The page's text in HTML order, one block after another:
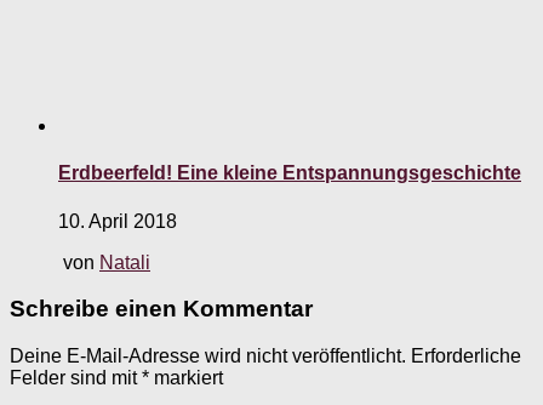
Erdbeerfeld! Eine kleine Entspannungsgeschichte
10. April 2018
von Natali
Schreibe einen Kommentar
Deine E-Mail-Adresse wird nicht veröffentlicht. Erforderliche
Felder sind mit* markiert